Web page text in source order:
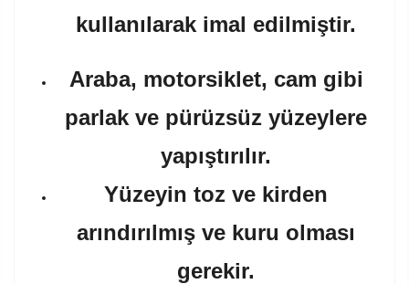
kullanılarak imal edilmiştir.
Araba, motorsiklet, cam gibi
parlak ve pürüzsüz yüzeylere
yapıştırılır.
Yüzeyin toz ve kirden
arındırılmış ve kuru olması
gerekir.